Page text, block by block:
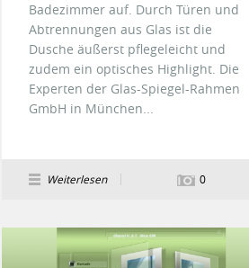
Badezimmer auf. Durch Türen und
Abtrennungen aus Glas ist die
Dusche äußerst pflegeleicht und
zudem ein optisches Highlight. Die
Experten der Glas-Spiegel-Rahmen
GmbH in München...
Weiterlesen 0